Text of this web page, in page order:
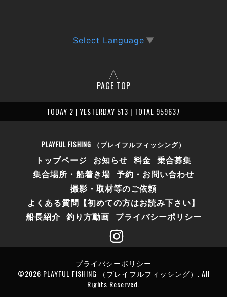
Select Language ▼
PAGE TOP
TODAY 2 | YESTERDAY 513 | TOTAL 959637
PLAYFUL FISHING （プレイフルフィッシング）
トップページ お知らせ 料金 乗合募集
集合場所・船着き場 予約・お問い合わせ
撮影・取材等のご依頼
よくある質問【初めての方はお読み下さい】
船長紹介 釣り方動画 プライバシーポリシー
プライバシーポリシー
©2026 PLAYFUL FISHING （プレイフルフィッシング）
. All
Rights Reserved.